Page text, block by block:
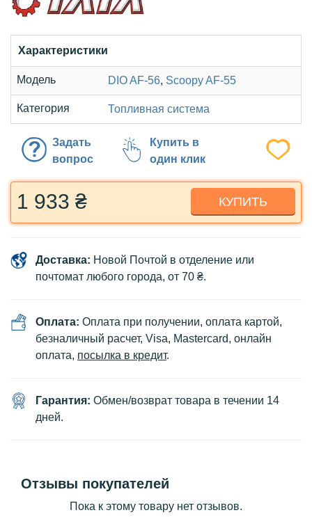
Характеристики
Модель DIO AF-56, Scoopy AF-55
Категория Топливная система
Задать
вопрос
Купить в
один клик
1 933 ₴ КУПИТЬ
Доставка: Новой Почтой в отделение или
почтомат любого города, от 70 ₴.
Оплата: Оплата при получении, оплата картой,
безналичный расчет, Visa, Mastercard, онлайн
оплата, посылка в кредит.
Гарантия: Обмен/возврат товара в течении 14
дней.
Отзывы покупателей
Пока к этому товару нет отзывов.